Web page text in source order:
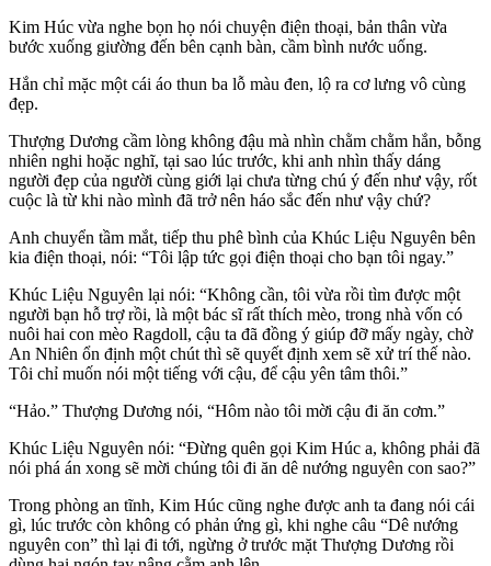
Kim Húc vừa nghe bọn họ nói chuyện điện thoại, bản thân vừa
bước xuống giường đến bên cạnh bàn, cầm bình nước uống.
Hắn chỉ mặc một cái áo thun ba lỗ màu đen, lộ ra cơ lưng vô cùng
đẹp.
Thượng Dương cầm lòng không đậu mà nhìn chằm chằm hắn, bỗng
nhiên nghi hoặc nghĩ, tại sao lúc trước, khi anh nhìn thấy dáng
người đẹp của người cùng giới lại chưa từng chú ý đến như vậy, rốt
cuộc là từ khi nào mình đã trở nên háo sắc đến như vậy chứ?
Anh chuyển tầm mắt, tiếp thu phê bình của Khúc Liệu Nguyên bên
kia điện thoại, nói: “Tôi lập tức gọi điện thoại cho bạn tôi ngay.”
Khúc Liệu Nguyên lại nói: “Không cần, tôi vừa rồi tìm được một
người bạn hỗ trợ rồi, là một bác sĩ rất thích mèo, trong nhà vốn có
nuôi hai con mèo Ragdoll, cậu ta đã đồng ý giúp đỡ mấy ngày, chờ
An Nhiên ổn định một chút thì sẽ quyết định xem sẽ xử trí thế nào.
Tôi chỉ muốn nói một tiếng với cậu, để cậu yên tâm thôi.”
“Hảo.” Thượng Dương nói, “Hôm nào tôi mời cậu đi ăn cơm.”
Khúc Liệu Nguyên nói: “Đừng quên gọi Kim Húc a, không phải đã
nói phá án xong sẽ mời chúng tôi đi ăn dê nướng nguyên con sao?”
Trong phòng an tĩnh, Kim Húc cũng nghe được anh ta đang nói cái
gì, lúc trước còn không có phản ứng gì, khi nghe câu “Dê nướng
nguyên con” thì lại đi tới, ngừng ở trước mặt Thượng Dương rồi